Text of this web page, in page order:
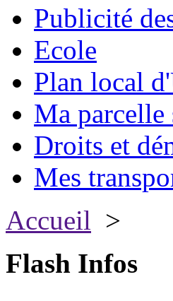
Publicité
Ecole
Plan local
Ma
Droits et
Mes
Accueil >
Flash Infos